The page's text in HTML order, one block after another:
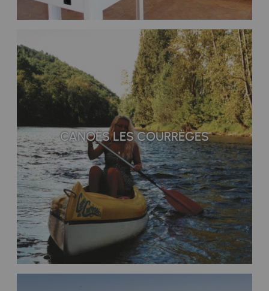
CANOËS LES COURRÈGES